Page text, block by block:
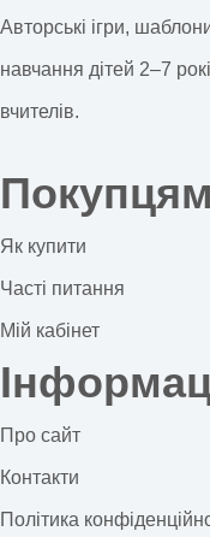
Авторські ігри,
навчання дітей 2–7
вчителів.
Покупцям
Як купити
Часті питання
Мій кабінет
Про сайт
Контакти
Політика